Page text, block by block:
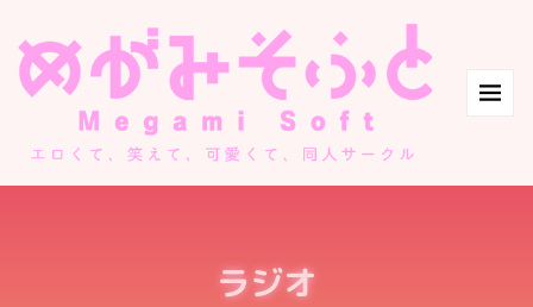
ラジオ